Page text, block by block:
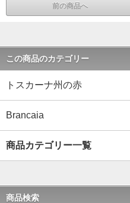
前の商品へ
この商品のカテゴリー
トスカーナ州の赤
Brancaia
商品カテゴリー一覧
商品検索